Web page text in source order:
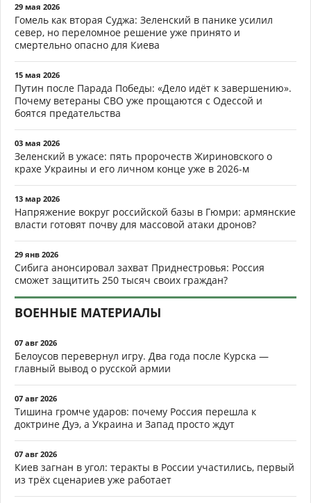
29 мая 2026
Гомель как вторая Суджа: Зеленский в панике усилил
север, но переломное решение уже принято и
смертельно опасно для Киева
15 мая 2026
Путин после Парада Победы: «Дело идёт к завершению».
Почему ветераны СВО уже прощаются с Одессой и
боятся предательства
03 мая 2026
Зеленский в ужасе: пять пророчеств Жириновского о
крахе Украины и его личном конце уже в 2026-м
13 мар 2026
Напряжение вокруг российской базы в Гюмри: армянские
власти готовят почву для массовой атаки дронов?
29 янв 2026
Сибига анонсировал захват Приднестровья: Россия
сможет защитить 250 тысяч своих граждан?
ВОЕННЫЕ МАТЕРИАЛЫ
07 авг 2026
Белоусов перевернул игру. Два года после Курска —
главный вывод о русской армии
07 авг 2026
Тишина громче ударов: почему Россия перешла к
доктрине Дуэ, а Украина и Запад просто ждут
07 авг 2026
Киев загнан в угол: теракты в России участились, первый
из трёх сценариев уже работает